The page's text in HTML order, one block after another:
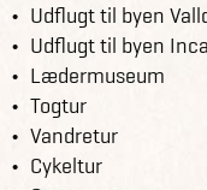
Udflugt til byen
Udflugt til byen Inca
Lædermuseum
Togtur
Vandretur
Cykeltur